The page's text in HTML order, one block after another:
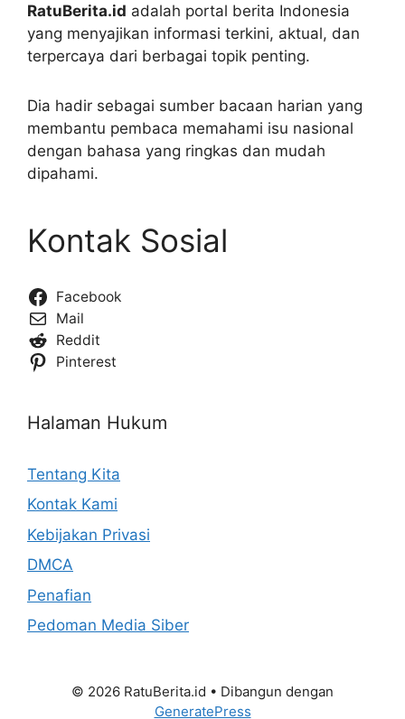
RatuBerita.id adalah portal berita Indonesia
yang menyajikan informasi terkini, aktual, dan
terpercaya dari berbagai topik penting.
Dia hadir sebagai sumber bacaan harian yang
membantu pembaca memahami isu nasional
dengan bahasa yang ringkas dan mudah
dipahami.
Kontak Sosial
Facebook
Mail
Reddit
Pinterest
Halaman Hukum
Tentang Kita
Kontak Kami
Kebijakan Privasi
DMCA
Penafian
Pedoman Media Siber
© 2026 RatuBerita.id • Dibangun dengan
GeneratePress